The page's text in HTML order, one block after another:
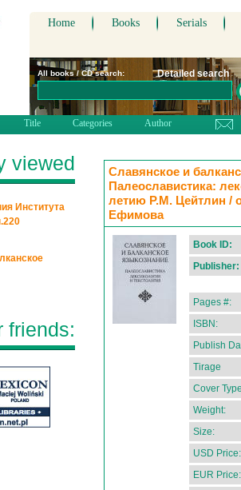
Home Books Serials
All books / CD search: Detailed search
Title Categories Author
Славянское и
Палеославистика:
летию Р.М. Цейтлин /
Ефимова
Book ID:
Publisher:
Pages #:
ISBN:
Publish
Tirage
Cover
Weight:
Size:
USD Price:
EUR Price:
viewed
Института
friends: